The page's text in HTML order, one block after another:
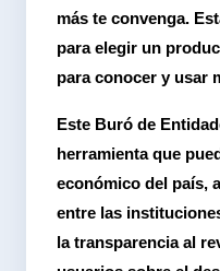
más te convenga.
para elegir un
para conocer y usar
Este Buró de
herramienta que
económico del país,
entre las
la transparencia al